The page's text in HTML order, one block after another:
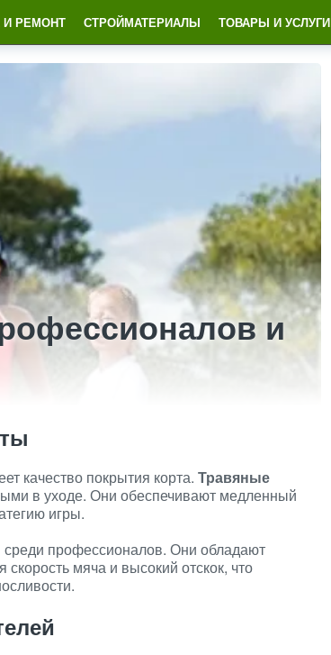
И РЕМОНТ СТРОЙМАТЕРИАЛЫ ТОВАРЫ И УСЛУГИ
и
качество покрытия корта. Травяные
в уходе. Они обеспечивают медленный
игры.
профессионалов. Они обладают
мяча и высокий отскок, что